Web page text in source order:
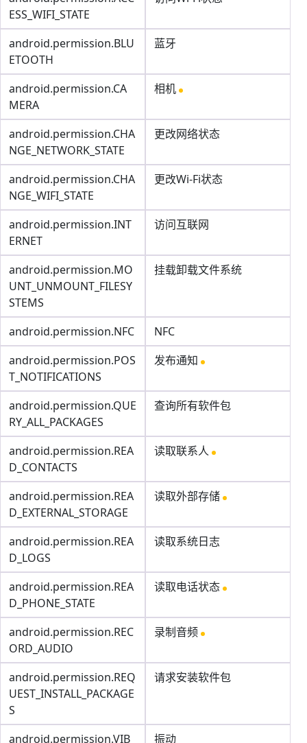
ESS_WIFI_STATE
android.permission.BLU
ETOOTH
蓝牙
android.permission.CA
MERA
相机
android.permission.CHA
NGE_NETWORK_STATE
更改网络状态
android.permission.CHA
NGE_WIFI_STATE
更改Wi-Fi状态
android.permission.INT
ERNET
访问互联网
android.permission.MO
UNT_UNMOUNT_FILESY
STEMS
挂载卸载文件系统
android.permission.NFC
NFC
android.permission.POS
T_NOTIFICATIONS
发布通知
android.permission.QUE
RY_ALL_PACKAGES
查询所有软件包
android.permission.REA
D_CONTACTS
读取联系人
android.permission.REA
D_EXTERNAL_STORAGE
读取外部存储
android.permission.REA
D_LOGS
读取系统日志
android.permission.REA
D_PHONE_STATE
读取电话状态
android.permission.REC
ORD_AUDIO
录制音频
android.permission.REQ
UEST_INSTALL_PACKAGE
S
请求安装软件包
android.permission.VIB
振动